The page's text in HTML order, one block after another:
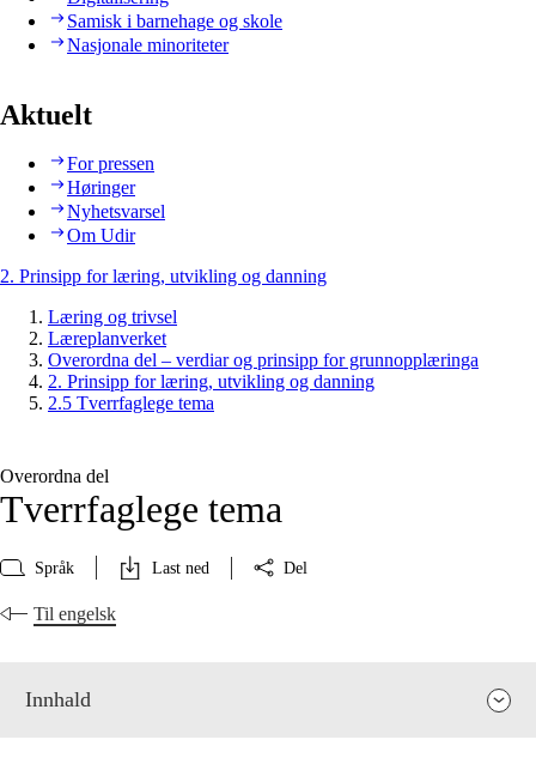
Samisk i barnehage og skole
Nasjonale minoriteter
Aktuelt
For pressen
Høringer
Nyhetsvarsel
Om Udir
2. Prinsipp for læring, utvikling og danning
Læring og trivsel
Læreplanverket
Overordna del – verdiar og prinsipp for grunnopplæringa
2. Prinsipp for læring, utvikling og danning
2.5 Tverrfaglege tema
Overordna del
Tverrfaglege tema
Språk Last ned Del
Til engelsk
Innhald